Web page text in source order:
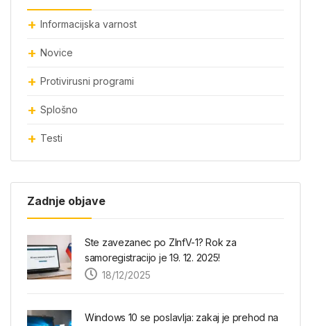
Informacijska varnost
Novice
Protivirusni programi
Splošno
Testi
Zadnje objave
Ste zavezanec po ZInfV-1? Rok za
samoregistracijo je 19. 12. 2025!
18/12/2025
Windows 10 se poslavlja: zakaj je prehod na